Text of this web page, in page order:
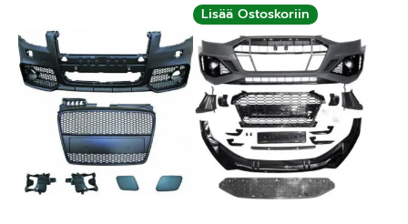
Lisää Ostoskoriin